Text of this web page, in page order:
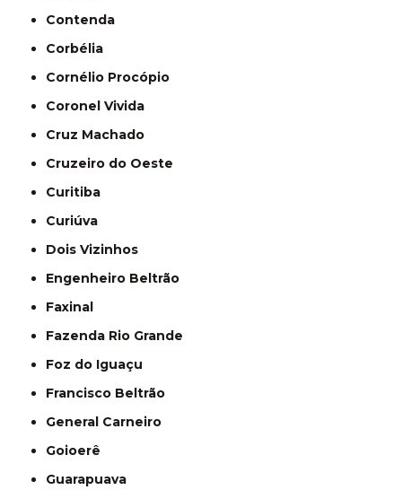
Contenda
Corbélia
Cornélio Procópio
Coronel Vivida
Cruz Machado
Cruzeiro do Oeste
Curitiba
Curiúva
Dois Vizinhos
Engenheiro Beltrão
Faxinal
Fazenda Rio Grande
Foz do Iguaçu
Francisco Beltrão
General Carneiro
Goioerê
Guarapuava